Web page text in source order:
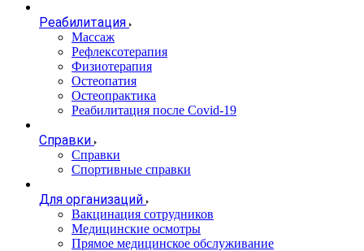
Реабилитация
Массаж
Рефлексотерапия
Физиотерапия
Остеопатия
Остеопрактика
Реабилитация после Covid-19
Справки
Справки
Спортивные справки
Для организаций
Вакцинация сотрудников
Медицинские осмотры
Прямое медицинское обслуживание